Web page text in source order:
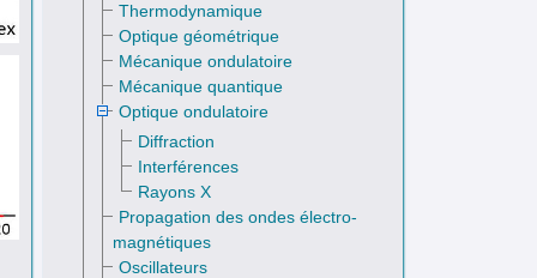
Thermodynamique
Optique géométrique
Mécanique ondulatoire
Mécanique quantique
Optique ondulatoire
Diffraction
Interférences
Rayons X
Propagation des ondes électro­
magnétiques
Oscillateurs